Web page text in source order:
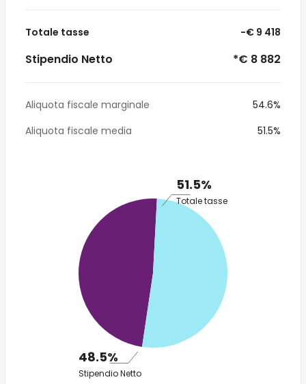
Totale tasse -€ 9 418
Stipendio Netto *€ 8 882
Aliquota fiscale marginale
54.6%
Aliquota fiscale media
51.5%
51.5%
Totale tasse
48.5%
Stipendio Netto